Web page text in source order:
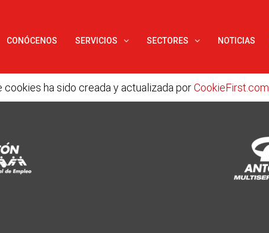
CONÓCENOS SERVICIOS SECTORES NOTICIAS
cookies ha sido creada y actualizada porCookieFirst.com